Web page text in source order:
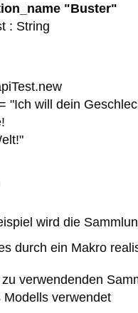
"Buster"
: String
will dein
wird die
durch ein Makro
verwendenden
Modells verwendet